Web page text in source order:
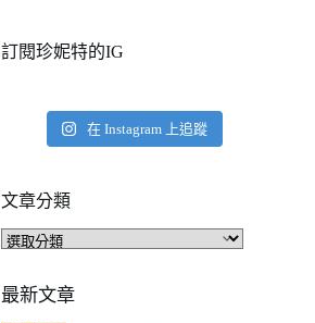
訂閱珍妮特的IG
在 Instagram 上追蹤
文章分類
文
分
類
最新文章